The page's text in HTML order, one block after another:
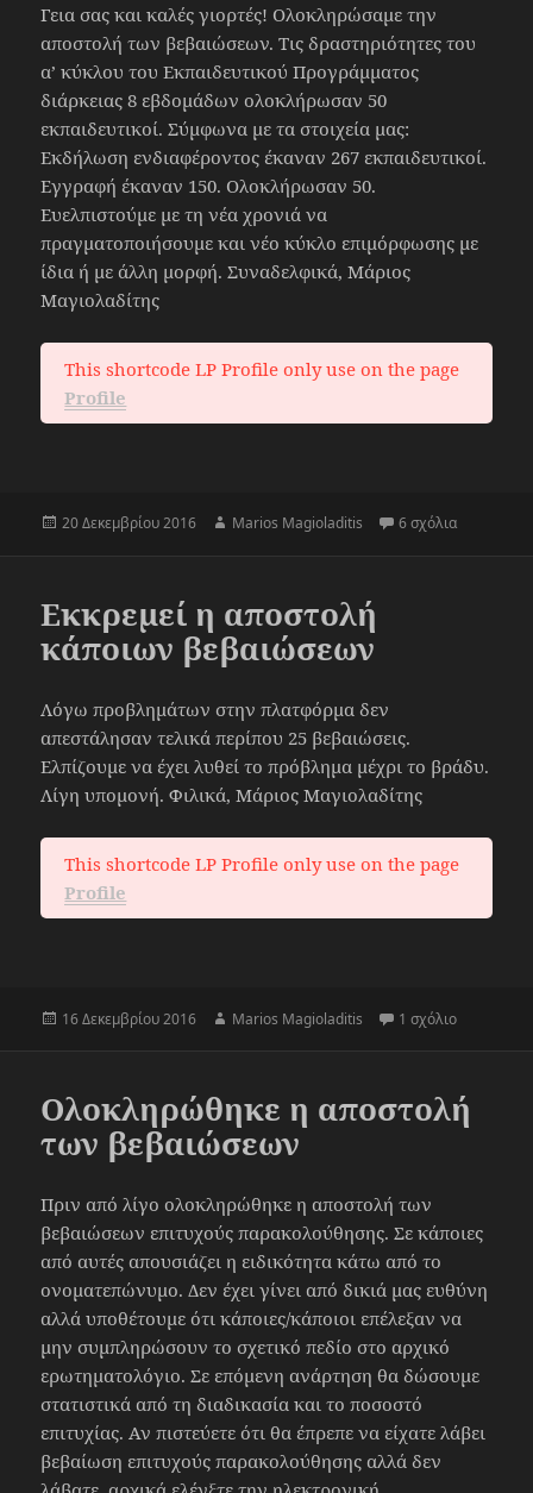
Γεια σας και καλές γιορτές! Ολοκληρώσαμε την
αποστολή των βεβαιώσεων. Τις δραστηριότητες του
α’ κύκλου του Εκπαιδευτικού Προγράμματος
διάρκειας 8 εβδομάδων ολοκλήρωσαν 50
εκπαιδευτικοί. Σύμφωνα με τα στοιχεία μας:
Εκδήλωση ενδιαφέροντος έκαναν 267 εκπαιδευτικοί.
Εγγραφή έκαναν 150. Ολοκλήρωσαν 50.
Ευελπιστούμε με τη νέα χρονιά να
πραγματοποιήσουμε και νέο κύκλο επιμόρφωσης με
ίδια ή με άλλη μορφή. Συναδελφικά, Μάριος
Μαγιολαδίτης
This shortcode LP Profile only use on the page
Profile
Δημοσιεύτηκε
20 Δεκεμβρίου 2016 Συντάκτης
Marios Magioladitis 6 σχόλιαστο
Εκκρεμεί η αποστολή
κάποιων βεβαιώσεων
Λόγω προβλημάτων στην πλατφόρμα δεν
απεστάλησαν τελικά περίπου 25 βεβαιώσεις.
Ελπίζουμε να έχει λυθεί το πρόβλημα μέχρι το βράδυ.
Λίγη υπομονή. Φιλικά, Μάριος Μαγιολαδίτης
This shortcode LP Profile only use on the page
Profile
Δημοσιεύτηκε
16 Δεκεμβρίου 2016 Συντάκτης
Marios Magioladitis 1 σχόλιοστο
Ολοκληρώθηκε η αποστολή
των βεβαιώσεων
Πριν από λίγο ολοκληρώθηκε η αποστολή των
βεβαιώσεων επιτυχούς παρακολούθησης. Σε κάποιες
από αυτές απουσιάζει η ειδικότητα κάτω από το
ονοματεπώνυμο. Δεν έχει γίνει από δικιά μας ευθύνη
αλλά υποθέτουμε ότι κάποιες/κάποιοι επέλεξαν να
μην συμπληρώσουν το σχετικό πεδίο στο αρχικό
ερωτηματολόγιο. Σε επόμενη ανάρτηση θα δώσουμε
στατιστικά από τη διαδικασία και το ποσοστό
επιτυχίας. Αν πιστεύετε ότι θα έπρεπε να είχατε λάβει
βεβαίωση επιτυχούς παρακολούθησης αλλά δεν